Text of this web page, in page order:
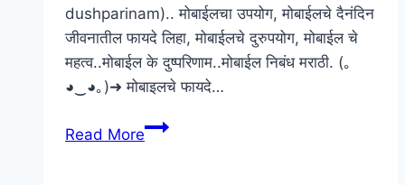
dushparinam).. मोबाईलचा उपयोग, मोबाईलचे दैनंदिन
जीवनातील फायदे लिहा, मोबाईलचे दुरुपयोग, मोबाईल चे
महत्व..मोबाईल के दुष्परिणाम..मोबाईल निबंध मराठी. (｡
◕‿◕｡)➜ मोबाइलचे फायदे…
Read Moreमोबाइलचे